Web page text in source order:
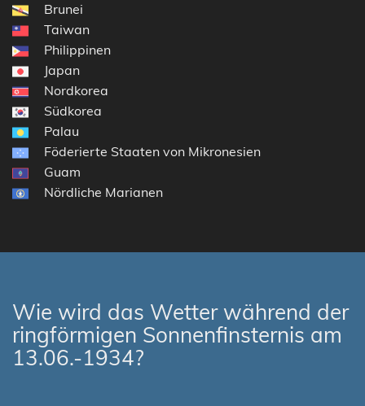
Brunei
Taiwan
Philippinen
Japan
Nordkorea
Südkorea
Palau
Föderierte Staaten von Mikronesien
Guam
Nördliche Marianen
Wie wird das Wetter während der
ringförmigen Sonnenfinsternis am
13.06.-1934?